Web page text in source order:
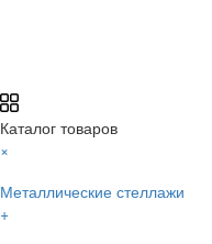
Каталог товаров
×
Металлические стеллажи
+